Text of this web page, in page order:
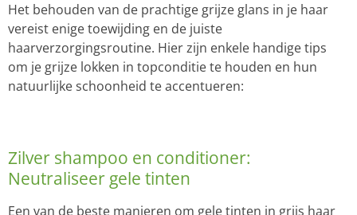
Het behouden van de prachtige grijze glans in je haar
vereist enige toewijding en de juiste
haarverzorgingsroutine. Hier zijn enkele handige tips
om je grijze lokken in topconditie te houden en hun
natuurlijke schoonheid te accentueren:
Zilver shampoo en conditioner:
Neutraliseer gele tinten
Een van de beste manieren om gele tinten in grijs haar